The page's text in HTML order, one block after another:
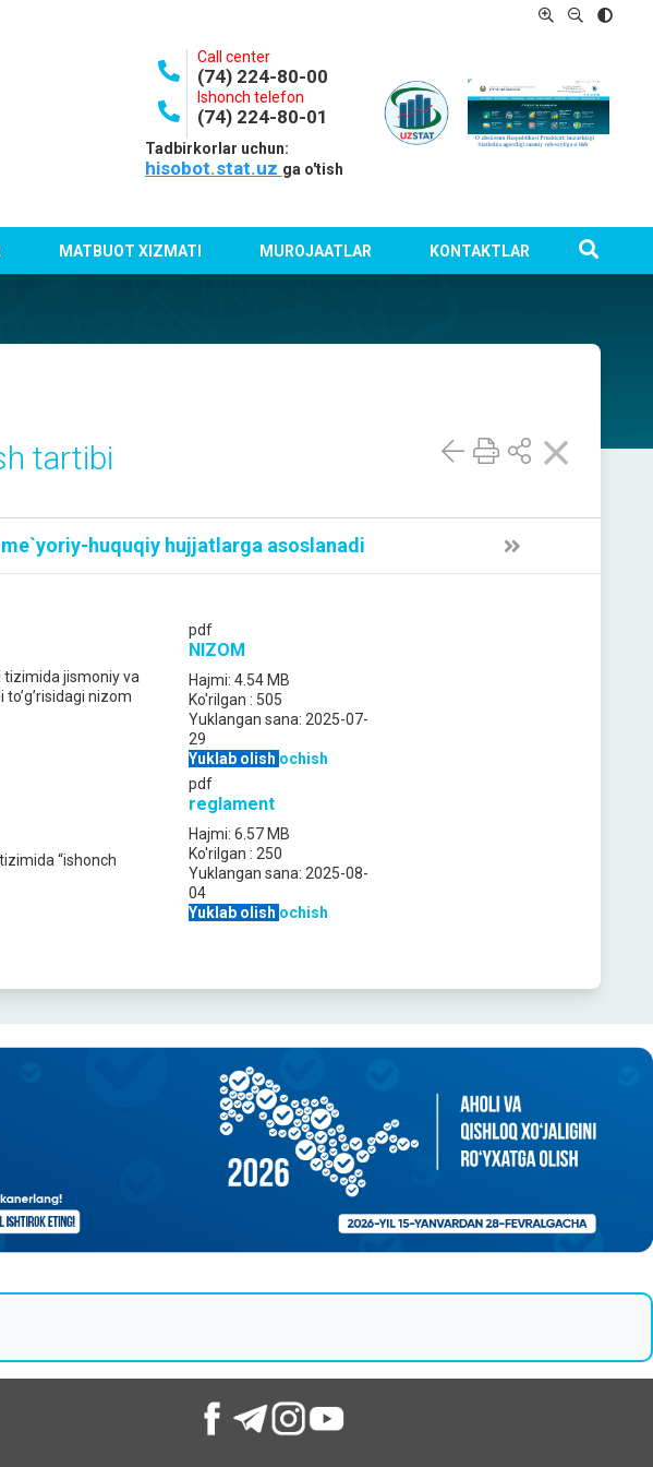
Call center
(74) 224-80-00
Ishonch telefon
(74) 224-80-01
Tadbirkorlar uchun:
hisobot.stat.uz ga o'tish
MATBUOT XIZMATI MUROJAATLAR KONTAKTLAR
tartibi
huquqiy hujjatlarga asoslanadi
tizimida jismoniy va
nizom
pdf
NIZOM
Hajmi: 4.54 MB
Ko'rilgan : 505
Yuklangan sana: 2025-07-
29
Yuklab olish ochish
pdf
reglament
Hajmi: 6.57 MB
Ko'rilgan : 250
Yuklangan sana: 2025-08-
04
Yuklab olish ochish
“ishonch